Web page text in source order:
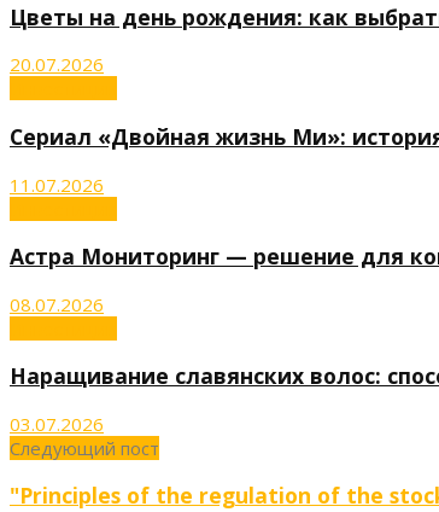
Цветы на день рождения: как
20.07.2026
Сериал «Двойная жизнь Ми»:
11.07.2026
Астра Мониторинг — решение для
08.07.2026
Наращивание славянских волос:
03.07.2026
Следующий пост
"Principles of the regulation of the